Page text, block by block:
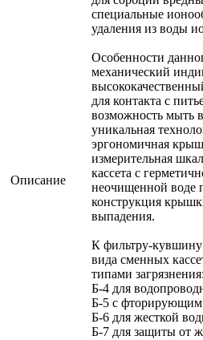
Описание
специальные
удаления из воды
Особенности
механический
для контакта с
возможность мыть
уникальная
эргономичная
измерительная
кассета с
неочищенной воде
конструкция
выпадения.
К фильтру-кувшину
вида сменных
типами загрязнения:
Б-4 для
Б-5 с фторирующим
Б-6 для жесткой
Б-7 для защиты от